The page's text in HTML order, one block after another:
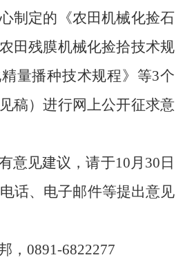
制定的《农田机械化捡石
田残膜机械化捡拾技术规
量播种技术规程》等3个
稿）进行网上公开征求意
意见建议，请于10月30日
话、电子邮件等提出意见
， 0891-6822277